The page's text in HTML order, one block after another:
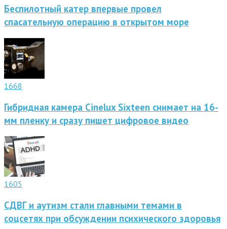
Беспилотный катер впервые провел
спасательную операцию в открытом море
1668
Гибридная камера Cinelux Sixteen снимает на 16-
мм пленку и сразу пишет цифровое видео
1605
СДВГ и аутизм стали главными темами в
соцсетях при обсуждении психического здоровья